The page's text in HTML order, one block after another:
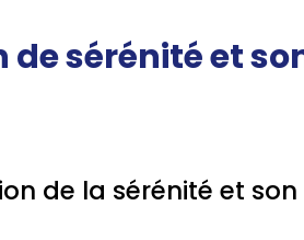
de sérénité et
de la sérénité et